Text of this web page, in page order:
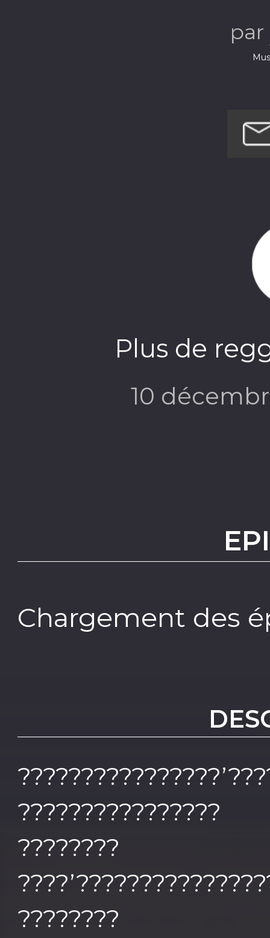
par
Plus de
10
Chargement des
????????